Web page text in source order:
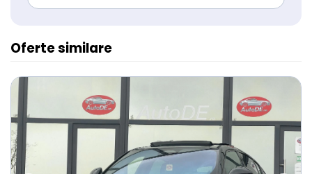
Oferte similare